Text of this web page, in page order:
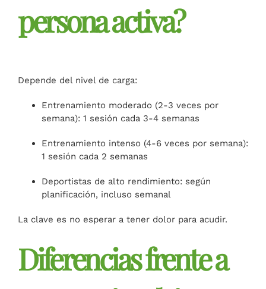
persona activa?
Depende del nivel de carga:
Entrenamiento moderado (2-3 veces por
semana): 1 sesión cada 3-4 semanas
Entrenamiento intenso (4-6 veces por semana):
1 sesión cada 2 semanas
Deportistas de alto rendimiento: según
planificación, incluso semanal
La clave es no esperar a tener dolor para acudir.
Diferencias frente a